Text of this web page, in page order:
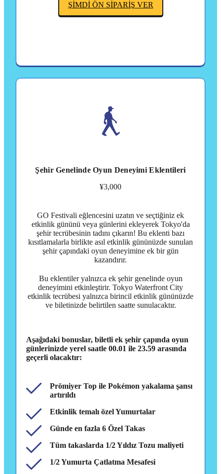
ŞİMDİ ÖN SİPARİŞ VER
Şehir Genelinde Oyun Deneyimi Eklentileri
¥3,000
GO Festivali eğlencesini uzatın ve seçtiğiniz ek
etkinlik gününü veya günlerini ekleyerek Tokyo'da
şehir tecrübesinin tadını çıkarın! Bu eklenti bazı
kısıtlamalarla birlikte asıl etkinlik gününüzde sunulan
şehir çapındaki oyun deneyimine ek bir gün
kazandırır.
Bu eklentiler yalnızca ek şehir genelinde oyun
deneyimini etkinleştirir. Tokyo Waterfront City
etkinlik tecrübesi yalnızca birincil etkinlik gününüzde
ve biletinizde belirtilen saatte sunulacaktır.
Aşağıdaki bonuslar, biletli ek şehir çapında oyun
günlerinizde yerel saatle 00.01 ile 23.59 arasında
geçerli olacaktır:
Prömiyer Top ile Pokémon yakalama şansı
artırıldı
Etkinlik temalı özel Yumurtalar
Günde en fazla 6 Özel Takas
Tüm takaslarda 1/2 Yıldız Tozu maliyeti
1/2 Yumurta Çatlatma Mesafesi